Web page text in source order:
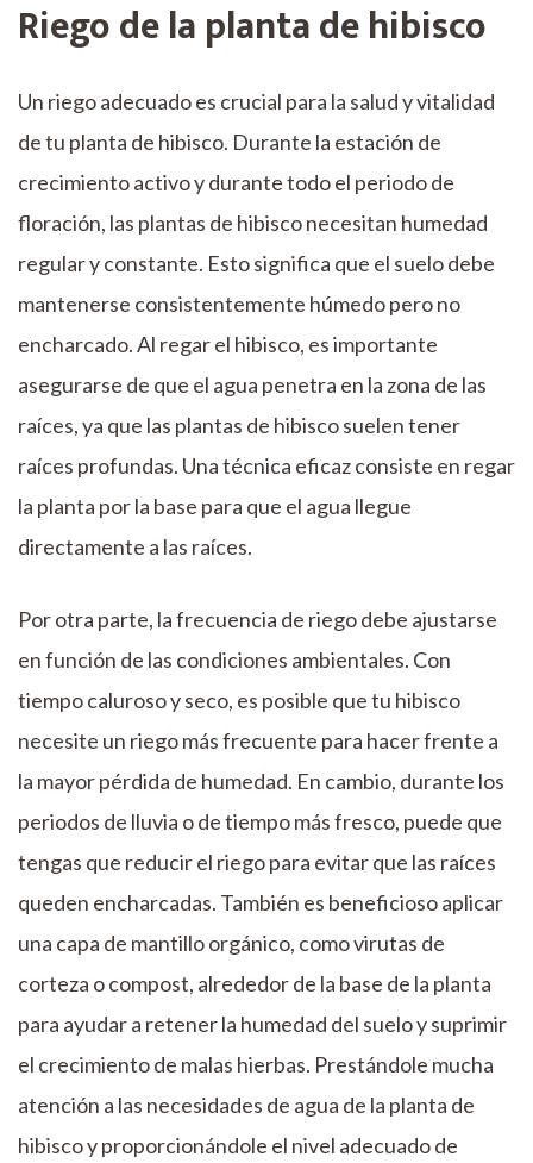
Riego de la planta de hibisco
Un riego adecuado es crucial para la salud y vitalidad
de tu planta de hibisco. Durante la estación de
crecimiento activo y durante todo el periodo de
floración, las plantas de hibisco necesitan humedad
regular y constante. Esto significa que el suelo debe
mantenerse consistentemente húmedo pero no
encharcado. Al regar el hibisco, es importante
asegurarse de que el agua penetra en la zona de las
raíces, ya que las plantas de hibisco suelen tener
raíces profundas. Una técnica eficaz consiste en regar
la planta por la base para que el agua llegue
directamente a las raíces.
Por otra parte, la frecuencia de riego debe ajustarse
en función de las condiciones ambientales. Con
tiempo caluroso y seco, es posible que tu hibisco
necesite un riego más frecuente para hacer frente a
la mayor pérdida de humedad. En cambio, durante los
periodos de lluvia o de tiempo más fresco, puede que
tengas que reducir el riego para evitar que las raíces
queden encharcadas. También es beneficioso aplicar
una capa de mantillo orgánico, como virutas de
corteza o compost, alrededor de la base de la planta
para ayudar a retener la humedad del suelo y suprimir
el crecimiento de malas hierbas. Prestándole mucha
atención a las necesidades de agua de la planta de
hibisco y proporcionándole el nivel adecuado de